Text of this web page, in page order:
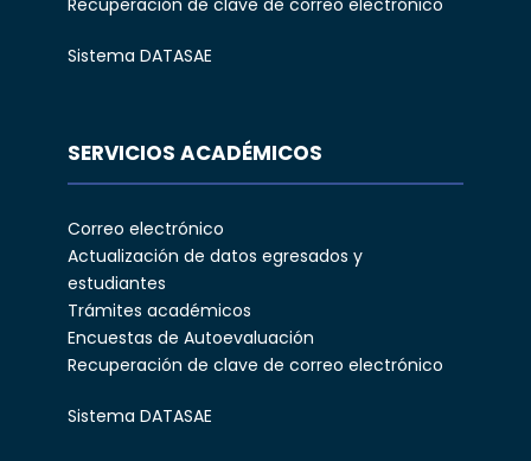
Recuperación de clave de correo electrónico
Sistema DATASAE
SERVICIOS ACADÉMICOS
Correo electrónico
Actualización de datos egresados y
estudiantes
Trámites académicos
Encuestas de Autoevaluación
Recuperación de clave de correo electrónico
Sistema DATASAE